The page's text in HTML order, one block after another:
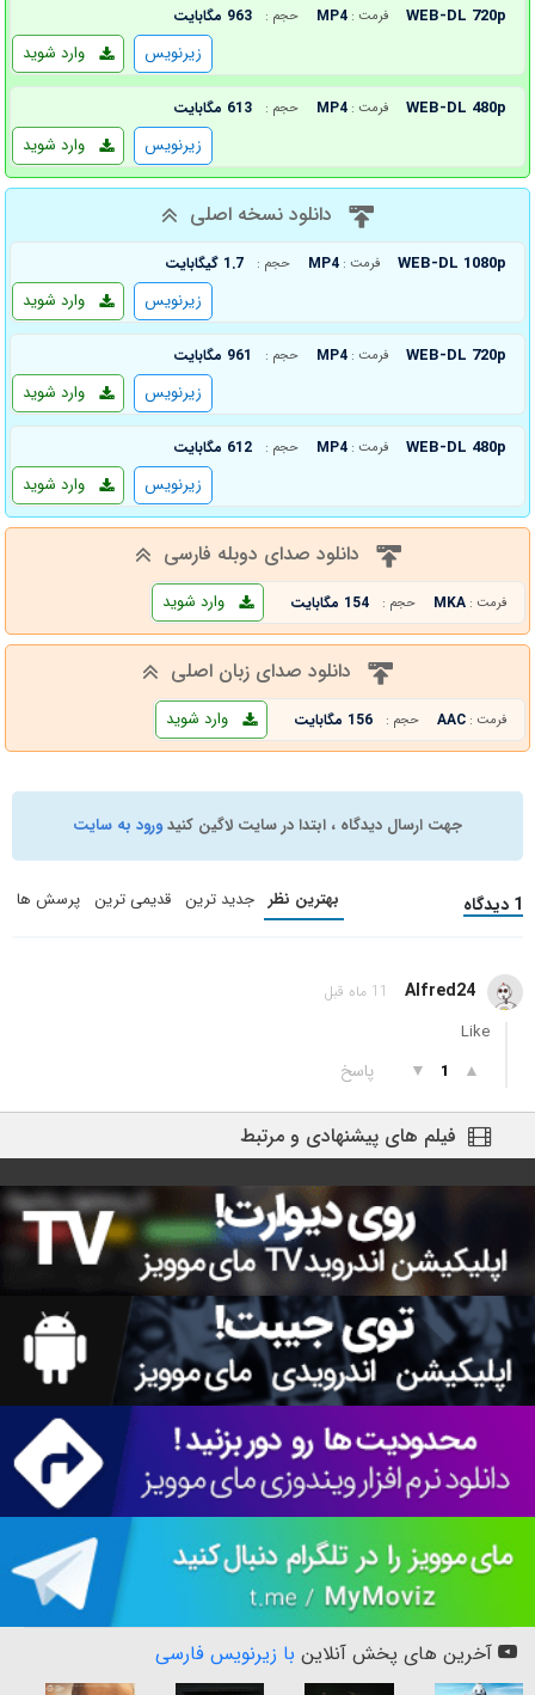
WEB-DL 720p فرمت : MP4 حجم : 963 مگابایت
وارد شوید زیرنویس
WEB-DL 480p فرمت : MP4 حجم : 613 مگابایت
وارد شوید زیرنویس
دانلود نسخه اصلی
WEB-DL 1080p فرمت : MP4 حجم : 1.7 گیگابایت
وارد شوید زیرنویس
WEB-DL 720p فرمت : MP4 حجم : 961 مگابایت
وارد شوید زیرنویس
WEB-DL 480p فرمت : MP4 حجم : 612 مگابایت
وارد شوید زیرنویس
دانلود صدای دوبله فارسی
فرمت : MKA حجم : 154 مگابایت وارد شوید
دانلود صدای زبان اصلی
فرمت : AAC حجم : 156 مگابایت وارد شوید
جهت ارسال دیدگاه ، ابتدا در سایت لاگین کنیدورود به سایت
1 دیدگاه بهترین نظر جدید ترین قدیمی ترین پرسش ها
Alfred24 11 ماه قبل
Like
▲
1
▼ پاسخ
فیلم های پیشنهادی و مرتبط
آخرین های پخش آنلاین با زیرنویس فارسی